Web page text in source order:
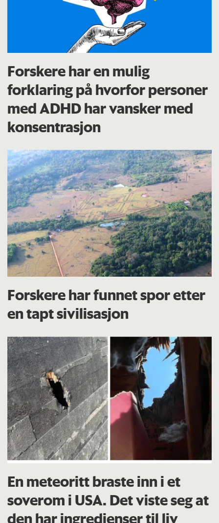
Forskere har en mulig
forklaring på hvorfor personer
med ADHD har vansker med
konsentrasjon
Forskere har funnet spor etter
en tapt sivilisasjon
En meteoritt braste inn i et
soverom i USA. Det viste seg at
den har ingredienser til liv